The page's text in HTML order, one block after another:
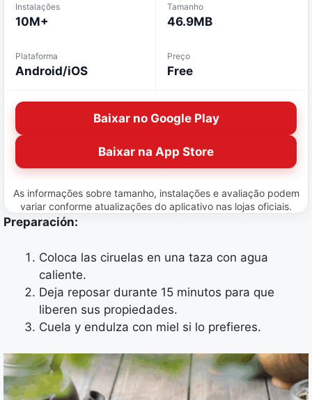
Instalações
10M+
Tamanho
46.9MB
Plataforma
Android/iOS
Preço
Free
Baixar no Google Play
Baixar na App Store
As informações sobre tamanho, instalações e avaliação podem
variar conforme atualizações do aplicativo nas lojas oficiais.
Preparación:
Coloca las ciruelas en una taza con agua
caliente.
Deja reposar durante 15 minutos para que
liberen sus propiedades.
Cuela y endulza con miel si lo prefieres.